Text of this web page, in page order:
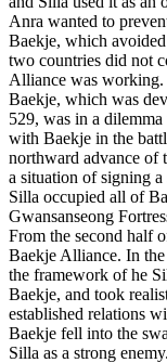
Anra wanted to
Baekje, which
two countries did not
Alliance was working.
Baekje, which was
529, was in a
with Baekje in the
northward advance of
a situation of signing
Silla occupied all of
Gwansanseong
From the second half
Baekje Alliance. In
the framework of he
Baekje, and took
established relations
Baekje fell into the
Silla as a strong enemy.